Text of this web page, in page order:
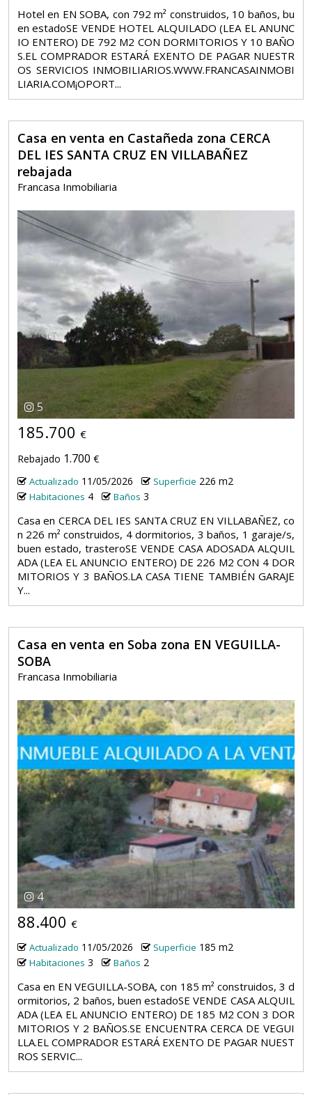
Hotel en EN SOBA, con 792 m² construidos, 10 baños, bu
en estadoSE VENDE HOTEL ALQUILADO (LEA EL ANUNC
IO ENTERO) DE 792 M2 CON DORMITORIOS Y 10 BAÑO
S.EL COMPRADOR ESTARÁ EXENTO DE PAGAR NUESTR
OS SERVICIOS INMOBILIARIOS.WWW.FRANCASAINMOBI
LIARIA.COM¡OPORT...
Casa en venta en Castañeda zona CERCA
DEL IES SANTA CRUZ EN VILLABAÑEZ
rebajada
Francasa Inmobiliaria
5
185.700 €
Rebajado 1.700 €
Actualizado 11/05/2026 Superficie 226 m2
Habitaciones 4 Baños 3
Casa en CERCA DEL IES SANTA CRUZ EN VILLABAÑEZ, co
n 226 m² construidos, 4 dormitorios, 3 baños, 1 garaje/s,
buen estado, trasteroSE VENDE CASA ADOSADA ALQUIL
ADA (LEA EL ANUNCIO ENTERO) DE 226 M2 CON 4 DOR
MITORIOS Y 3 BAÑOS.LA CASA TIENE TAMBIÉN GARAJE
Y...
Casa en venta en Soba zona EN VEGUILLA-
SOBA
Francasa Inmobiliaria
4
88.400 €
Actualizado 11/05/2026 Superficie 185 m2
Habitaciones 3 Baños 2
Casa en EN VEGUILLA-SOBA, con 185 m² construidos, 3 d
ormitorios, 2 baños, buen estadoSE VENDE CASA ALQUIL
ADA (LEA EL ANUNCIO ENTERO) DE 185 M2 CON 3 DOR
MITORIOS Y 2 BAÑOS.SE ENCUENTRA CERCA DE VEGUI
LLA.EL COMPRADOR ESTARÁ EXENTO DE PAGAR NUEST
ROS SERVIC...